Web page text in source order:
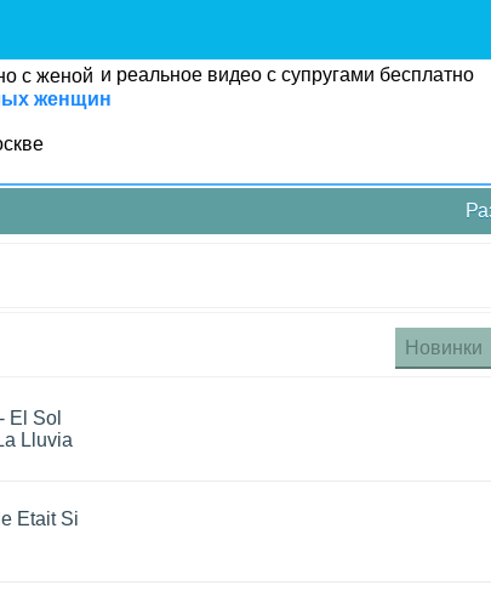
с женой и реальное видео с супругами бесплатно
женщин
Новинки
El Sol
Lluvia
Etait Si